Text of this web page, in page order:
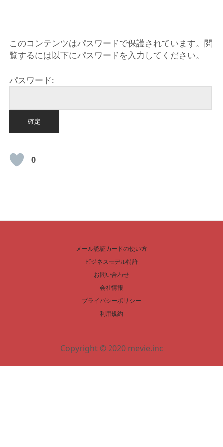
このコンテンツはパスワードで保護されています。閲
覧するには以下にパスワードを入力してください。
パスワード:
0
メール認証カードの使い方
ビジネスモデル特許
お問い合わせ
会社情報
プライバシーポリシー
利用規約
Copyright © 2020 mevie.inc